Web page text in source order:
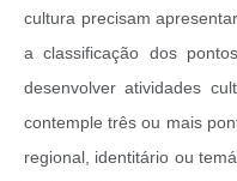
cultura precisam
a classificação dos
desenvolver atividades
contemple três ou mais
regional, identitário ou